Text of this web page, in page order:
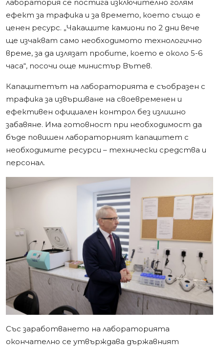
лаборатория се постига изключително голям
ефект за трафика и за времето, което също е
ценен ресурс. „Чакащите камиони по 2 дни вече
ще изчакват само необходимото технологично
време, за да излязат пробите, което е около 5-6
часа“, посочи още министър Вътев.
Капацитетът на лабораторията е съобразен с
трафика за извършване на своевременен и
ефективен официален контрол без излишно
забавяне. Има готовност при необходимост да
бъде повишен лабораторният капацитет с
необходимите ресурси – технически средства и
персонал.
Със заработването на лабораторията
окончателно се утвърждава държавният